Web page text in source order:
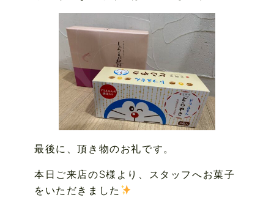
最後に、頂き物のお礼です。
本日ご来店のS様より、スタッフへお菓子
をいただきました